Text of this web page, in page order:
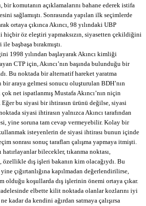
komutanın açıklamalarını bahane ederek istifa
sağlamıştı. Sonrasında yapılan ilk seçimlerde
ortaya çıkınca Akıncı, 98 yılındaki UBP
öz eleştiri yapmaksızın, siyasetten çekildiğini
başbaşa bırakmıştı.
1998 yılından başlayarak Akıncı kimliği
CTP için, Akıncı’nın başında bulunduğu bir
Bu noktada bir alternatif hareket yaratma
bir araya gelmesi sonucu oluşturulan BDH’nın
çok net ispatlanmış Mustafa Akıncı’nın niçin
bu siyasi bir ihtirasın ürünü değilse, siyasi
siyasi ihtirasın yalnızca Akıncı tarafından
yine soruna tam cevap vermeyebilir. Kolay bir
kullanmak isteyenlerin de siyasi ihtirası bunun içinde
sonrası sonuç tarafları çalışma yapmaya itmişti.
hatırlayanlar bilecekler, tıkanma noktası,
özellikle dış işleri bakanın kim olacağıydı. Bu
çığırtanlığına kapılmadan değerlendirilirse,
olduğu koşullarda dış işlerinin önemi ortaya çıkar.
elbette kilit noktada olanlar kozlarını iyi
kadar da kendini ağırdan satmaya çalışırsa